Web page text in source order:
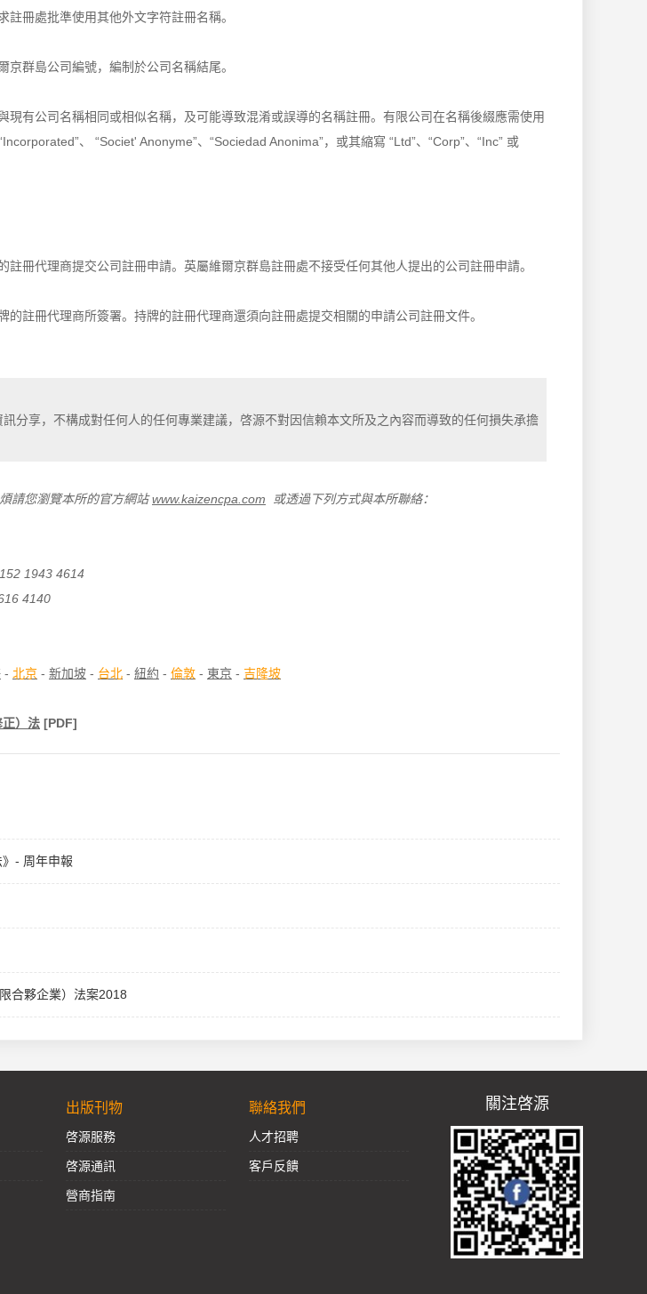
註冊處批準使用其他外文字符註冊名稱。
京群島公司編號，編制於公司名稱結尾。
現有公司名稱相同或相似名稱，及可能導致混淆或誤導的名稱註冊。有限公司在名稱後綴應需使用
、 “Societ' Anonyme”、“Sociedad Anonima”，或其縮寫 “Ltd”、“Corp”、“Inc” 或
註冊代理商提交公司註冊申請。英屬維爾京群島註冊處不接受任何其他人提出的公司註冊申請。
的註冊代理商所簽署。持牌的註冊代理商還須向註冊處提交相關的申請公司註冊文件。
分享，不構成對任何人的任何專業建議，啓源不對因信賴本文所及之內容而導致的任何損失承擔
請您瀏覽本所的官方網站www.kaizencpa.com 或透過下列方式與本所聯絡：
1943 4614
4140
- 北京 - 新加坡 - 台北 - 紐約 - 倫敦 - 東京 - 吉隆坡
）法 [PDF]
》- 周年申報
合夥企業）法案2018
出版刊物
啓源服務
啓源通訊
營商指南
聯絡我們
人才招聘
客戶反饋
關注啓源